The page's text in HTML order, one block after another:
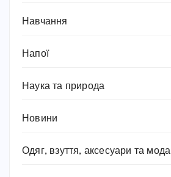
Навчання
Напої
Наука та природа
Новини
Одяг, взуття, аксесуари та мода